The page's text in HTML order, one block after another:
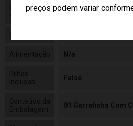
preços podem variar
Código de
Barras
7899525658192
Composição
Alimentação N/a
Pilhas
Inclusas
False
01 Garrafinha Com